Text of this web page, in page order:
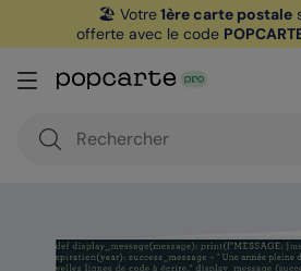
🏖️ Votre1ère carte postale
offerte avec le code